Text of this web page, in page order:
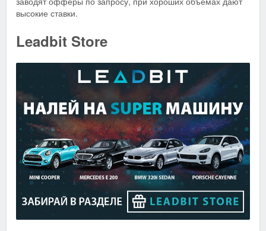
высокие ставки.
Leadbit Store